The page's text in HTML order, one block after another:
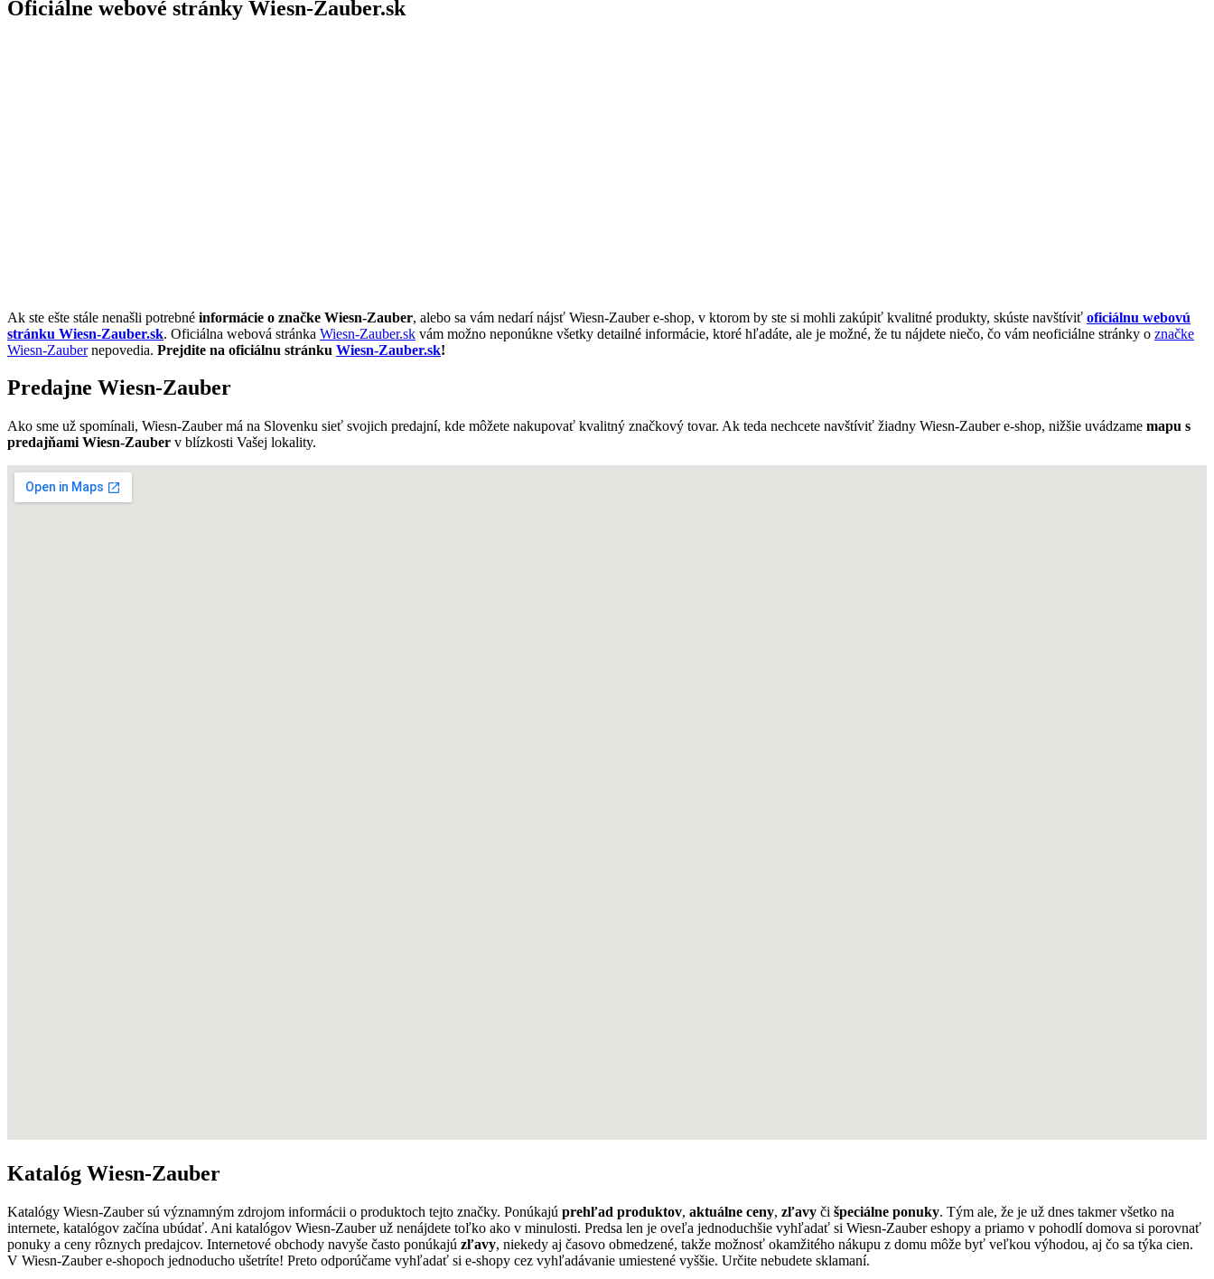
Oficiálne webové stránky Wiesn-Zauber.sk
Ak ste ešte stále nenašli potrebné informácie o značke Wiesn-Zauber, alebo sa vám nedarí nájsť Wiesn-Zauber e-shop, v ktorom by ste si mohli zakúpiť kvalitné produkty, skúste navštíviť oficiálnu webovú
stránku Wiesn-Zauber.sk. Oficiálna webová stránka Wiesn-Zauber.sk vám možno neponúkne všetky detailné informácie, ktoré hľadáte, ale je možné, že tu nájdete niečo, čo vám neoficiálne stránky o značke
Wiesn-Zaubernepovedia. Prejdite na oficiálnu stránku Wiesn-Zauber.sk!
Predajne Wiesn-Zauber
Ako sme už spomínali, Wiesn-Zauber má na Slovenku sieť svojich predajní, kde môžete nakupovať kvalitný značkový tovar. Ak teda nechcete navštíviť žiadny Wiesn-Zauber e-shop, nižšie uvádzame mapu s
predajňami Wiesn-Zauber v blízkosti Vašej lokality.
Katalóg Wiesn-Zauber
Katalógy Wiesn-Zauber sú významným zdrojom informácii o produktoch tejto značky. Ponúkajú prehľad produktov, aktuálne ceny, zľavy či špeciálne ponuky. Tým ale, že je už dnes takmer všetko na
internete, katalógov začína ubúdať. Ani katalógov Wiesn-Zauber už nenájdete toľko ako v minulosti. Predsa len je oveľa jednoduchšie vyhľadať si Wiesn-Zauber eshopy a priamo v pohodlí domova si porovnať
ponuky a ceny rôznych predajcov. Internetové obchody navyše často ponúkajú zľavy, niekedy aj časovo obmedzené, takže možnosť okamžitého nákupu z domu môže byť veľkou výhodou, aj čo sa týka cien.
V Wiesn-Zauber e-shopoch jednoducho ušetríte! Preto odporúčame vyhľadať si e-shopy cez vyhľadávanie umiestené vyššie. Určite nebudete sklamaní.